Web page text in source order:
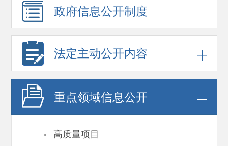
政府信息公开制度
法定主动公开内容
重点领域信息公开
· 高质量项目